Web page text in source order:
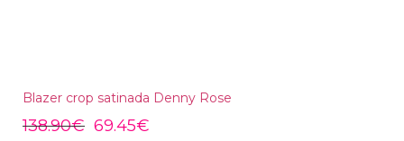
Blazer crop satinada Denny Rose
138.90€ 69.45€